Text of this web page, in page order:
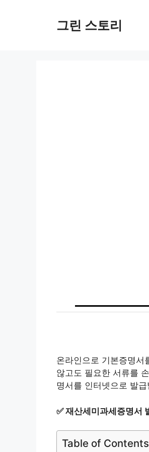
그린 스토리
온라인으로 기본증명서
않고도 필요한 서류를
명서를 인터넷으로 발
✅재산세미과세증명서
Table of Contents